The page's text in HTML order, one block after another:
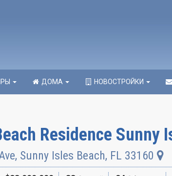
ДОМА НОВОСТРОЙКИ
Residence Sunny
, Sunny Isles Beach, FL 33160